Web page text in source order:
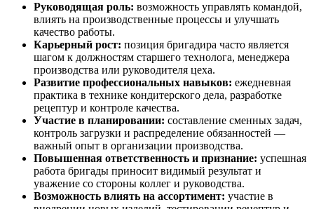
Руководящая роль: возможность управлять командой,
влиять на производственные процессы и улучшать
качество работы.
Карьерный рост: позиция бригадира часто является
шагом к должностям старшего технолога, менеджера
производства или руководителя цеха.
Развитие профессиональных навыков: ежедневная
практика в технике кондитерского дела, разработке
рецептур и контроле качества.
Участие в планировании: составление сменных задач,
контроль загрузки и распределение обязанностей —
важный опыт в организации производства.
Повышенная ответственность и признание: успешная
работа бригады приносит видимый результат и
уважение со стороны коллег и руководства.
Возможность влиять на ассортимент: участие в